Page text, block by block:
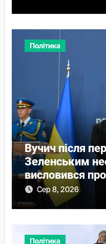
Політика
Вучич після
Зеленським
висловився
території
Сер 8, 2026
Політика